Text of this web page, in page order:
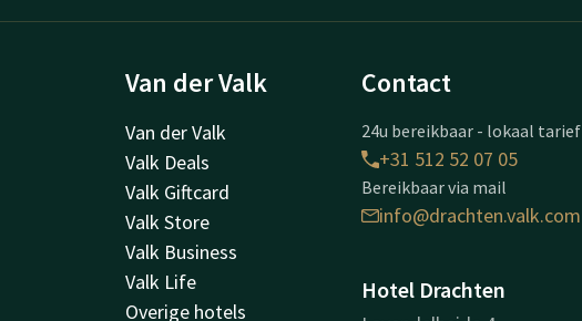
Van der Valk
Van der Valk
Valk Deals
Valk Giftcard
Valk Store
Valk Business
Valk Life
Overige hotels
Contact
24u bereikbaar - lokaal tarief
+31 512 52 07 05
Bereikbaar via mail
info@drachten.valk.com
Hotel Drachten